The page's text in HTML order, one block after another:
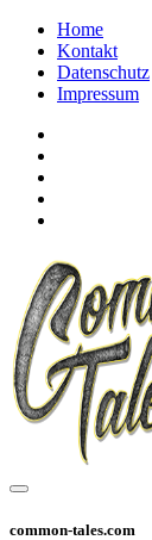
Home
Kontakt
Datenschutz
Impressum
common-tales.com